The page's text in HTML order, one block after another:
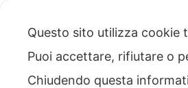
Questo sito utilizza cookie
Puoi accettare, rifiutare o
Chiudendo questa